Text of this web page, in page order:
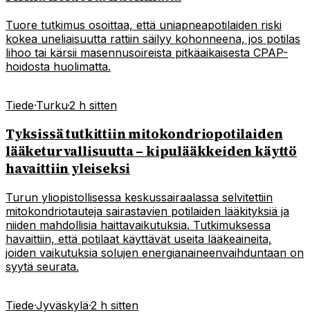
Tuore tutkimus osoittaa, että uniapneapotilaiden riski
kokea uneliaisuutta rattiin säilyy kohonneena, jos potilas
lihoo tai kärsii masennusoireista pitkäaikaisesta CPAP-
hoidosta huolimatta.
Tiede·Turku·2 h sitten
Tyksissä tutkittiin mitokondriopotilaiden
lääketurvallisuutta – kipulääkkeiden käyttö
havaittiin yleiseksi
Turun yliopistollisessa keskussairaalassa selvitettiin
mitokondriotauteja sairastavien potilaiden lääkityksiä ja
niiden mahdollisia haittavaikutuksia. Tutkimuksessa
havaittiin, että potilaat käyttävät useita lääkeaineita,
joiden vaikutuksia solujen energianaineenvaihduntaan on
syytä seurata.
Tiede·Jyväskylä·2 h sitten